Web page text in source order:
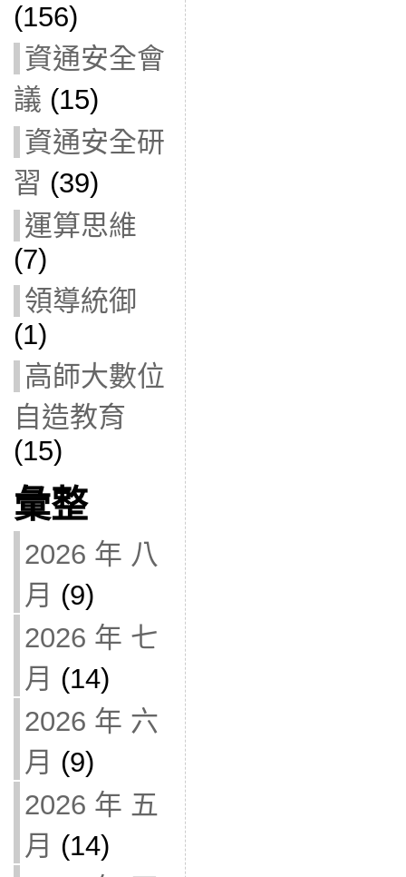
(156)
資通安全會
議 (15)
資通安全研
習 (39)
運算思維
(7)
領導統御
(1)
高師大數位
自造教育
(15)
彙整
2026 年 八
月 (9)
2026 年 七
月 (14)
2026 年 六
月 (9)
2026 年 五
月 (14)